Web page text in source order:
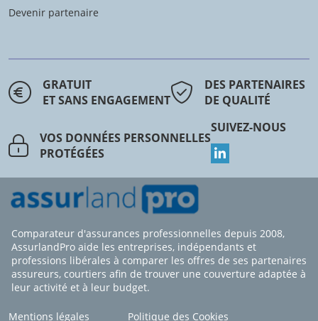
Devenir partenaire
GRATUIT
ET SANS ENGAGEMENT
DES PARTENAIRES
DE QUALITÉ
VOS DONNÉES PERSONNELLES
PROTÉGÉES
SUIVEZ-NOUS
Comparateur d'assurances professionnelles depuis 2008,
AssurlandPro aide les entreprises, indépendants et
professions libérales à comparer les offres de ses partenaires
assureurs, courtiers afin de trouver une couverture adaptée à
leur activité et à leur budget.
Mentions légales Politique des Cookies